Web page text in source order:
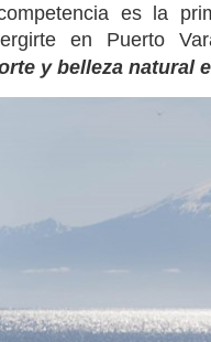
es la
en Puerto
y belleza natural